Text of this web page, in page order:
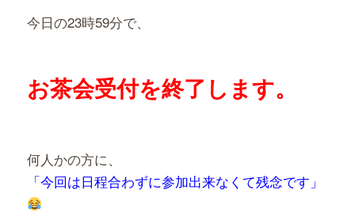
今日の23時59分で、
お茶会受付を終了します。
何人かの方に、
「今回は日程合わずに参加出来なくて残念です」